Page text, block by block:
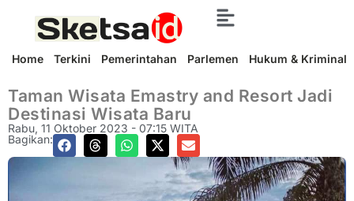
Home Terkini Pemerintahan Parlemen Hukum & Kriminal
Taman Wisata Emastry and Resort Jadi
Destinasi Wisata Baru
Rabu, 11 Oktober 2023 - 07:15 WITA
Bagikan: